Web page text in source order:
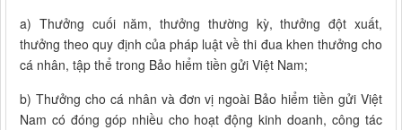
a) Thưởng cuối năm, thưởng thường kỳ, thưởng đột xuất,
thưởng theo quy định của pháp luật về thi đua khen thưởng cho
cá nhân, tập thể trong Bảo hiểm tiền gửi Việt Nam;
b) Thưởng cho cá nhân và đơn vị ngoài Bảo hiểm tiền gửi Việt
Nam có đóng góp nhiều cho hoạt động kinh doanh, công tác